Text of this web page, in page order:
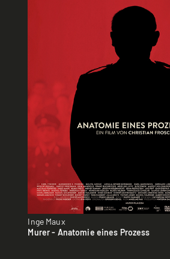
Inge Maux
Murer - Anatomie eines Prozess